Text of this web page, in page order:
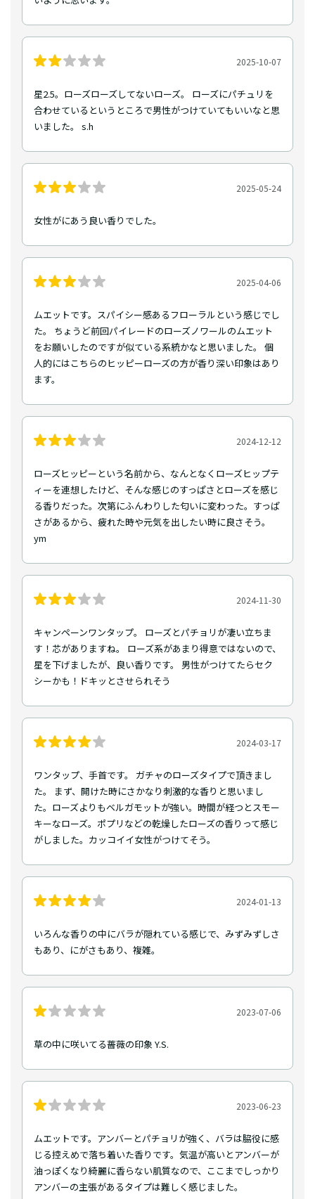
2025-10-07
星2.5。ローズローズしてないローズ。 ローズにパチュリを
合わせているというところで男性がつけていてもいいなと思
いました。 s.h
2025-05-24
女性がにあう良い香りでした。
2025-04-06
ムエットです。スパイシー感あるフローラルという感じでし
た。 ちょうど前回パイレードのローズノワールのムエット
をお願いしたのですが似ている系統かなと思いました。 個
人的にはこちらのヒッピーローズの方が香り深い印象はあり
ます。
2024-12-12
ローズヒッピーという名前から、なんとなくローズヒップテ
ィーを連想したけど、そんな感じのすっぱさとローズを感じ
る香りだった。次第にふんわりした匂いに変わった。すっぱ
さがあるから、疲れた時や元気を出したい時に良さそう。
ym
2024-11-30
キャンペーンワンタップ。 ローズとパチョリが凄い立ちま
す！芯がありますね。 ローズ系があまり得意ではないので、
星を下げましたが、良い香りです。 男性がつけてたらセク
シーかも！ドキッとさせられそう
2024-03-17
ワンタップ、手首です。 ガチャのローズタイプで頂きまし
た。 まず、開けた時にさかなり刺激的な香りと思いまし
た。ローズよりもベルガモットが強い。時間が経つとスモー
キーなローズ。ポプリなどの乾燥したローズの香りって感じ
がしました。カッコイイ女性がつけてそう。
2024-01-13
いろんな香りの中にバラが隠れている感じで、みずみずしさ
もあり、にがさもあり、複雑。
2023-07-06
草の中に咲いてる薔薇の印象 Y.S.
2023-06-23
ムエットです。アンバーとパチョリが強く、バラは脇役に感
じる控えめで落ち着いた香りです。気温が高いとアンバーが
油っぽくなり綺麗に香らない肌質なので、ここまでしっかり
アンバーの主張があるタイプは難しく感じました。